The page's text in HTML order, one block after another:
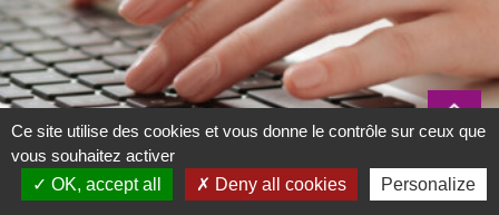
Ce site utilise des cookies et vous donne le contrôle sur ceux que
vous souhaitez activer
OK, accept all
Deny all cookies Personalize